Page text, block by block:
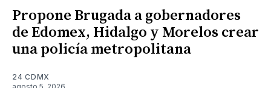
Propone Brugada a gobernadores
de Edomex, Hidalgo y Morelos crear
una policía metropolitana
24 CDMX
agosto 5, 2026